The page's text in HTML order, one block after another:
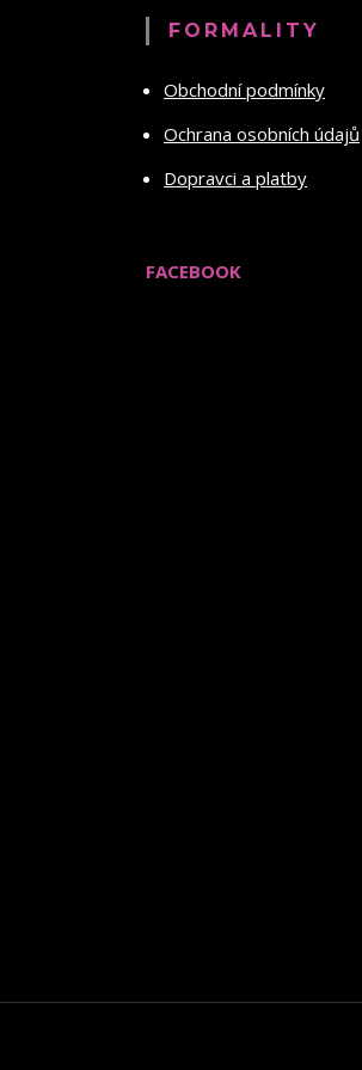
FORMALITY
Obchodní podmínky
Ochrana osobních údajů
Dopravci a platby
FACEBOOK